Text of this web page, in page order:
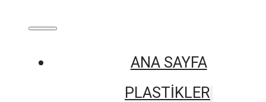
ANA SAYFA
PLASTİKLER